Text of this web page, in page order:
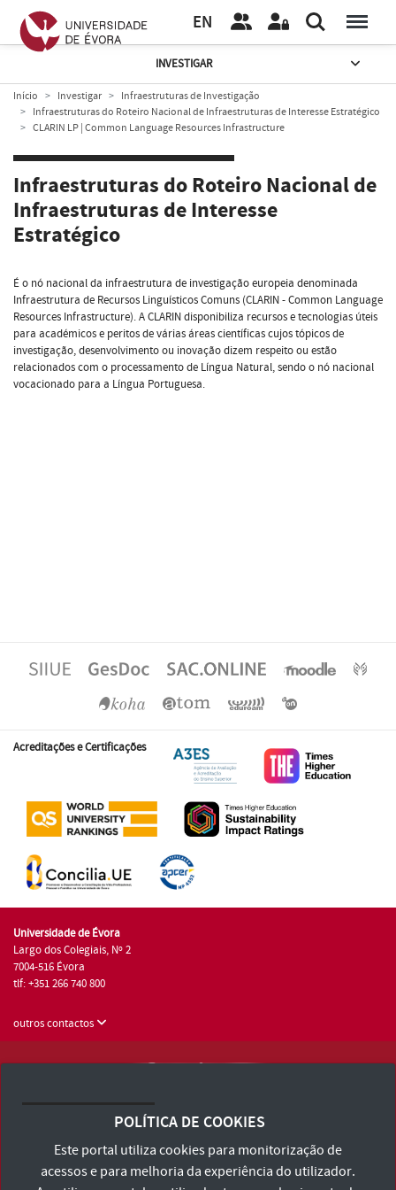
EN
INVESTIGAR
Início Investigar
Infraestruturas de Investigação
Infraestruturas do Roteiro Nacional de Infraestruturas de Interesse Estratégico
CLARIN LP | Common Language Resources Infrastructure
Infraestruturas do Roteiro Nacional de
Infraestruturas de Interesse
Estratégico
É o nó nacional da infraestrutura de investigação europeia denominada
Infraestrutura de Recursos Linguísticos Comuns (CLARIN - Common Language
Resources Infrastructure). A CLARIN disponibiliza recursos e tecnologias úteis
para académicos e peritos de várias áreas científicas cujos tópicos de
investigação, desenvolvimento ou inovação dizem respeito ou estão
relacionados com o processamento de Língua Natural, sendo o nó nacional
vocacionado para a Língua Portuguesa.
Acreditações e Certificações
Universidade de Évora
Largo dos Colegiais, Nº 2
7004-516 Évora
tlf: +351 266 740 800
outros contactos
Consulte os Termos e Condições e Política de Privacidade
Declaração de Acessibilidade
POLÍTICA DE COOKIES
Este portal utiliza cookies para monitorização de
acessos e para melhoria da experiência do utilizador.